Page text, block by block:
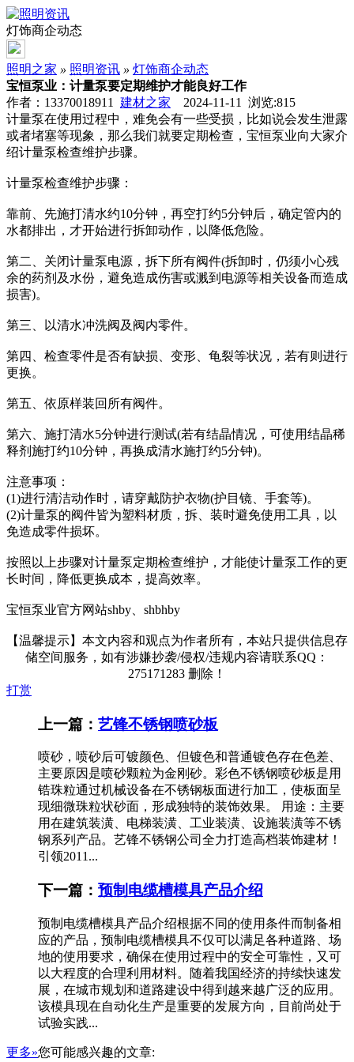
灯饰商企动态
照明之家 » 照明资讯 » 灯饰商企动态
宝恒泵业：计量泵要定期维护才能良好工作
作者：13370018911 建材之家 2024-11-11 浏览:815
计量泵在使用过程中，难免会有一些受损，比如说会发生泄露
或者堵塞等现象，那么我们就要定期检查，宝恒泵业向大家介
绍计量泵检查维护步骤。
计量泵检查维护步骤：
靠前、先施打清水约10分钟，再空打约5分钟后，确定管内的
水都排出，才开始进行拆卸动作，以降低危险。
第二、关闭计量泵电源，拆下所有阀件(拆卸时，仍须小心残
余的药剂及水份，避免造成伤害或溅到电源等相关设备而造成
损害)。
第三、以清水冲洗阀及阀内零件。
第四、检查零件是否有缺损、变形、龟裂等状况，若有则进行
更换。
第五、依原样装回所有阀件。
第六、施打清水5分钟进行测试(若有结晶情况，可使用结晶稀
释剂施打约10分钟，再换成清水施打约5分钟)。
注意事项：
(1)进行清洁动作时，请穿戴防护衣物(护目镜、手套等)。
(2)计量泵的阀件皆为塑料材质，拆、装时避免使用工具，以
免造成零件损坏。
按照以上步骤对计量泵定期检查维护，才能使计量泵工作的更
长时间，降低更换成本，提高效率。
宝恒泵业官方网站shby、shbhby
【温馨提示】本文内容和观点为作者所有，本站只提供信息存
储空间服务，如有涉嫌抄袭/侵权/违规内容请联系QQ：
275171283 删除！
打赏
上一篇： 艺锋不锈钢喷砂板
喷砂，喷砂后可镀颜色、但镀色和普通镀色存在色差、
主要原因是喷砂颗粒为金刚砂。彩色不锈钢喷砂板是用
锆珠粒通过机械设备在不锈钢板面进行加工，使板面呈
现细微珠粒状砂面，形成独特的装饰效果。 用途：主要
用在建筑装潢、电梯装潢、工业装潢、设施装潢等不锈
钢系列产品。艺锋不锈钢公司全力打造高档装饰建材！
引领2011...
下一篇： 预制电缆槽模具产品介绍
预制电缆槽模具产品介绍根据不同的使用条件而制备相
应的产品，预制电缆槽模具不仅可以满足各种道路、场
地的使用要求，确保在使用过程中的安全可靠性，又可
以大程度的合理利用材料。随着我国经济的持续快速发
展，在城市规划和道路建设中得到越来越广泛的应用。
该模具现在自动化生产是重要的发展方向，目前尚处于
试验实践...
更多»您可能感兴趣的文章: